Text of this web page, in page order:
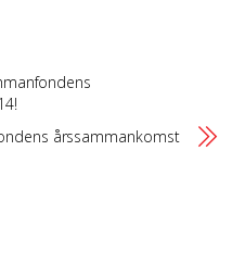
årssammankomst